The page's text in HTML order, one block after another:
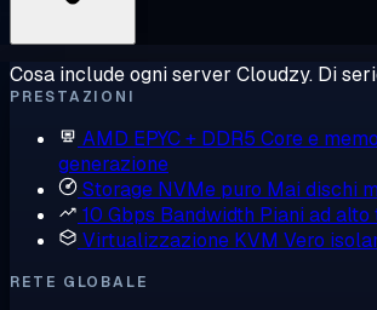
Cosa include ogni server Cloudzy. Di
PRESTAZIONI
AMD EPYC + DDR5 Core e
generazione
Storage NVMe puro Mai dischi
10 Gbps Bandwidth Piani ad
Virtualizzazione KVM Vero
RETE GLOBALE